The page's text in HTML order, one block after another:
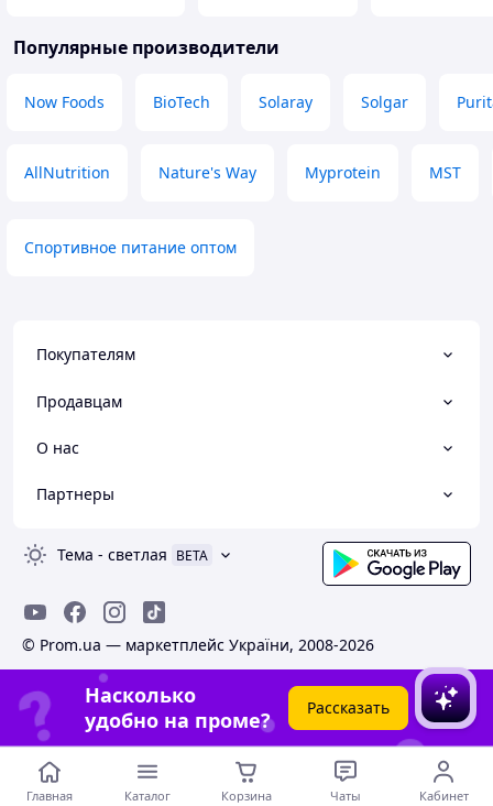
Популярные производители
Now Foods BioTech Solaray Solgar
AllNutrition Nature's Way Myprotein MST
Спортивное питание оптом
Покупателям
Продавцам
О нас
Партнеры
Тема - светлая BETA
© Prom.ua — маркетплейс України, 2008-2026
Насколько
удобно на проме?
Рассказать
Главная Каталог Корзина Чаты Кабинет